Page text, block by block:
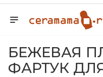
БЕЖЕВАЯ
ФАРТУК